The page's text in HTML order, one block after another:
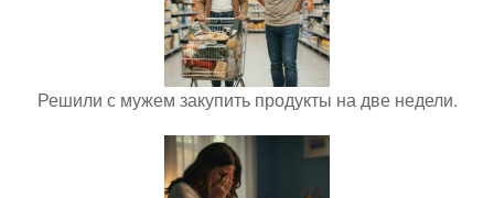
Решили с мужем закупить продукты на две недели.